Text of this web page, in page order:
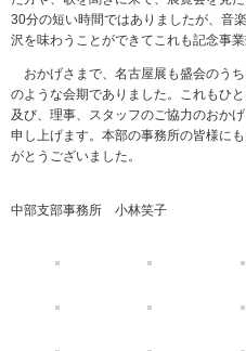
30分の短い時間ではありましたが、音
沢を味わうことができてこれも記念事
おかげさまで、名古屋展も盛会のう
のような会期でありました。これもひ
及び、理事、スタッフのご協力のおか
申し上げます。本部の事務所の皆様に
がとうございました。
中部支部事務所 小林笑子